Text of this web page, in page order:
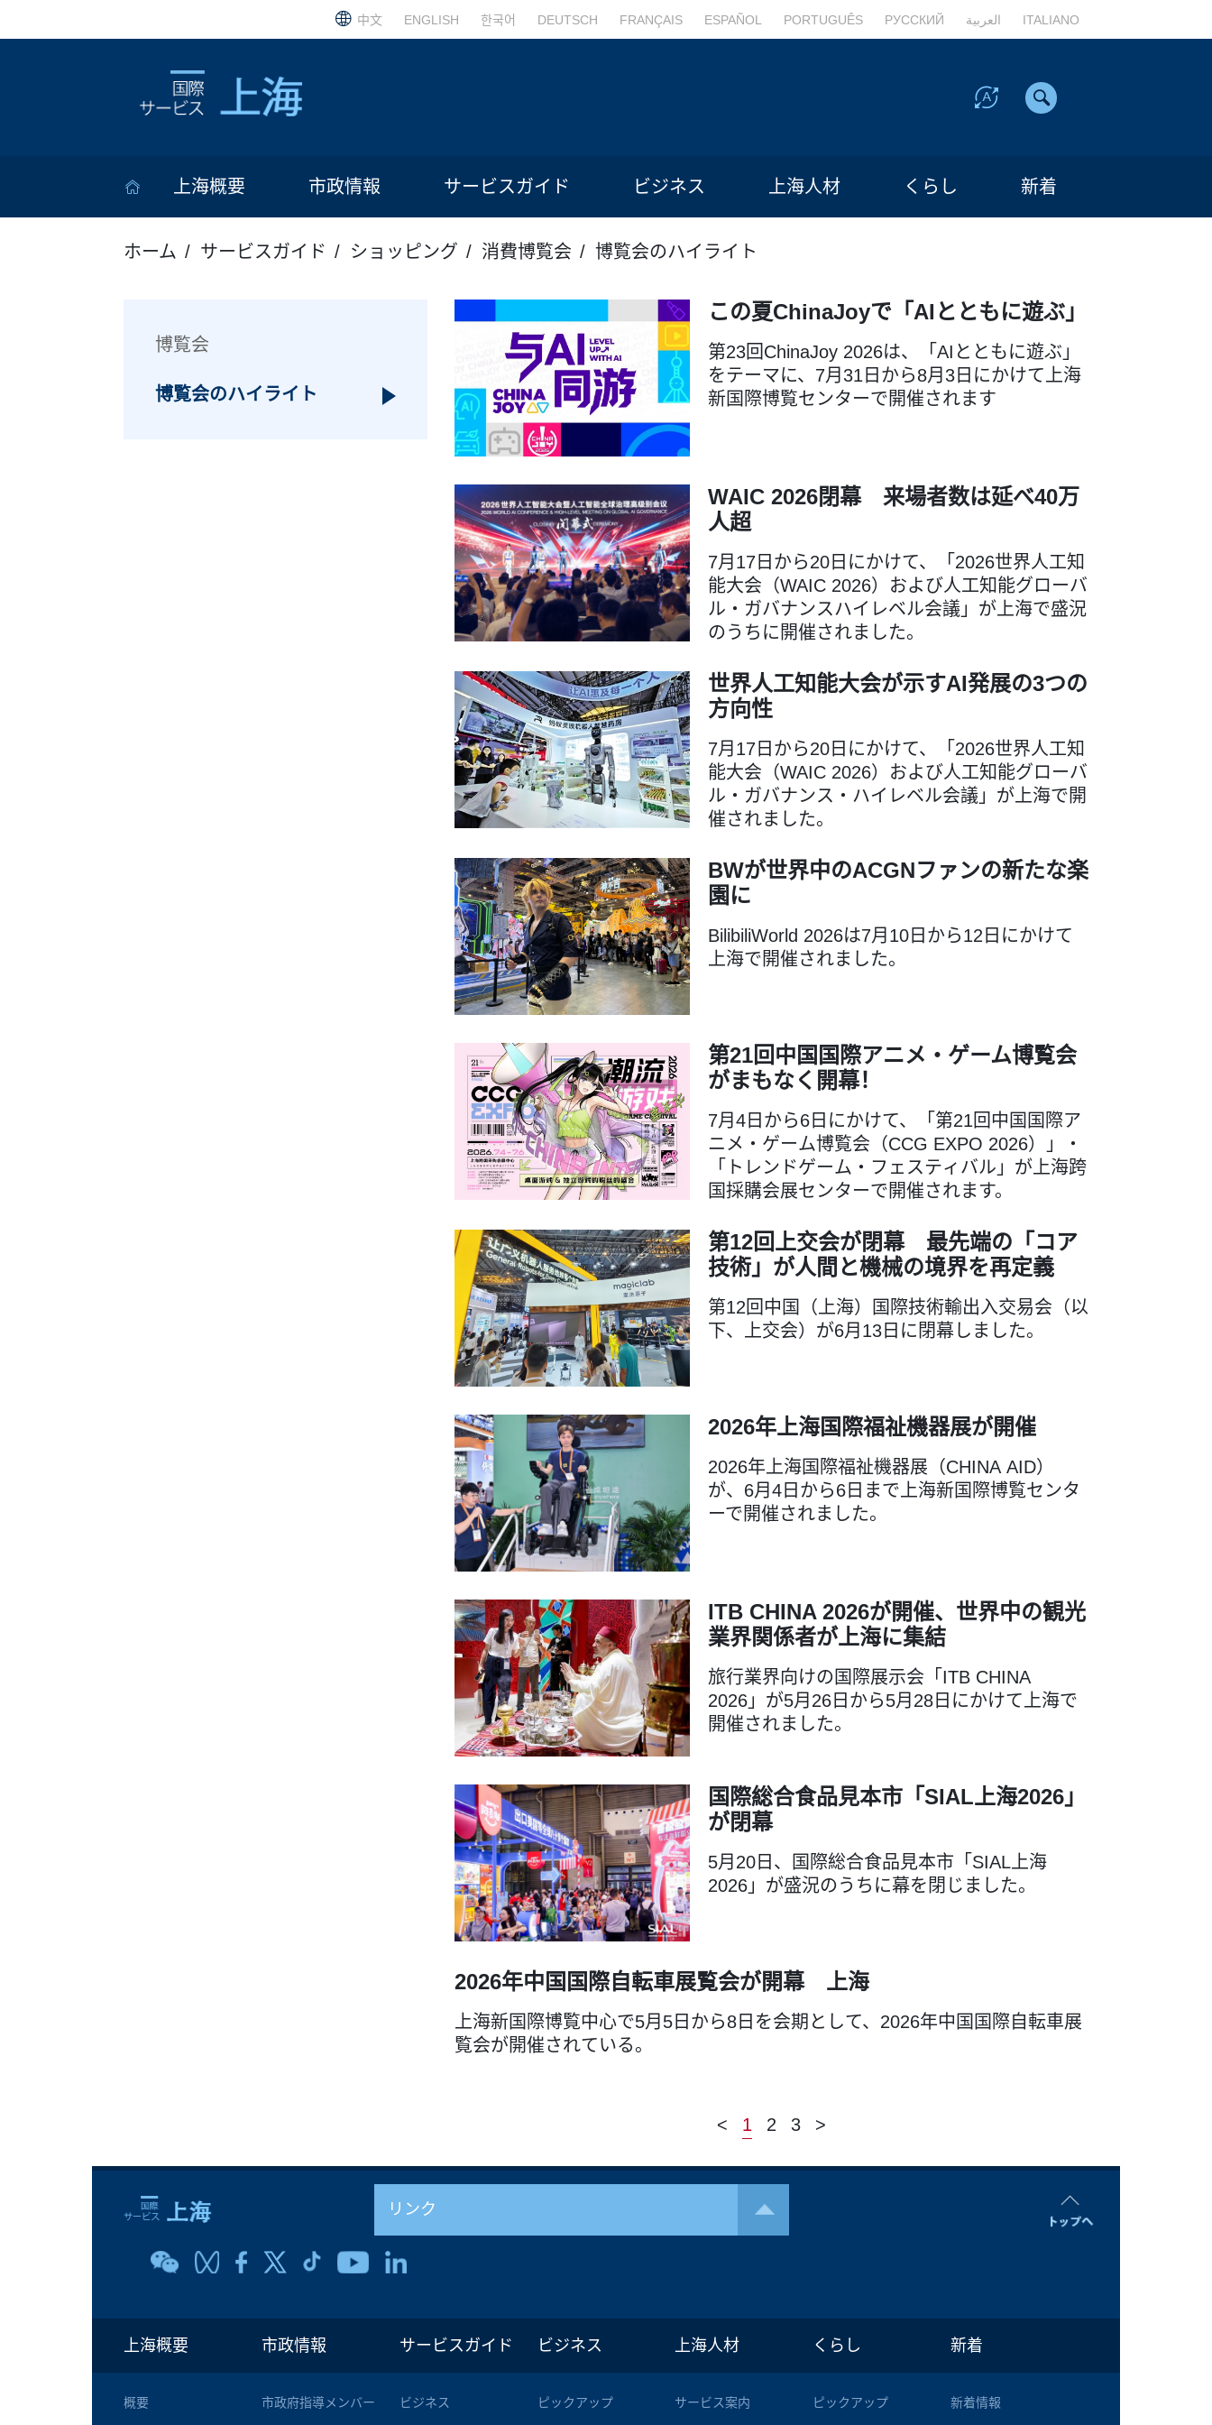
中文 ENGLISH 한국어 DEUTSCH FRANÇAIS ESPAÑOL PORTUGUÊS РУССКИЙ العربية ITALIANO
上海概要 市政情報 サービスガイド ビジネス 上海人材 くらし 新着
ホーム サービスガイド ショッピング 消費博覧会 博覧会のハイライト
博覧会
博覧会のハイライト
この夏ChinaJoyで「AIとともに遊ぶ」
第23回ChinaJoy 2026は、「AIとともに遊ぶ」
をテーマに、7月31日から8月3日にかけて上海
新国際博覧センターで開催されます
WAIC 2026閉幕 来場者数は延べ40万
人超
7月17日から20日にかけて、「2026世界人工知
能大会（WAIC 2026）および人工知能グローバ
ル・ガバナンスハイレベル会議」が上海で盛況
のうちに開催されました。
世界人工知能大会が示すAI発展の3つの
方向性
7月17日から20日にかけて、「2026世界人工知
能大会（WAIC 2026）および人工知能グローバ
ル・ガバナンス・ハイレベル会議」が上海で開
催されました。
BWが世界中のACGNファンの新たな楽
園に
BilibiliWorld 2026は7月10日から12日にかけて
上海で開催されました。
第21回中国国際アニメ・ゲーム博覧会
がまもなく開幕！
7月4日から6日にかけて、「第21回中国国際ア
ニメ・ゲーム博覧会（CCG EXPO 2026）」・
「トレンドゲーム・フェスティバル」が上海跨
国採購会展センターで開催されます。
第12回上交会が閉幕 最先端の「コア
技術」が人間と機械の境界を再定義
第12回中国（上海）国際技術輸出入交易会（以
下、上交会）が6月13日に閉幕しました。
2026年上海国際福祉機器展が開催
2026年上海国際福祉機器展（CHINA AID）
が、6月4日から6日まで上海新国際博覧センタ
ーで開催されました。
ITB CHINA 2026が開催、世界中の観光
業界関係者が上海に集結
旅行業界向けの国際展示会「ITB CHINA
2026」が5月26日から5月28日にかけて上海で
開催されました。
国際総合食品見本市「SIAL上海2026」
が閉幕
5月20日、国際総合食品見本市「SIAL上海
2026」が盛況のうちに幕を閉じました。
2026年中国国際自転車展覧会が開幕 上海
上海新国際博覧中心で5月5日から8日を会期として、2026年中国国際自転車展
覧会が開催されている。
< 1 2 3 >
リンク
上海概要
概要
市政情報
市政府指導メンバー
サービスガイド
ビジネス
ビジネス
ピックアップ
上海人材
サービス案内
くらし
ピックアップ
新着
新着情報